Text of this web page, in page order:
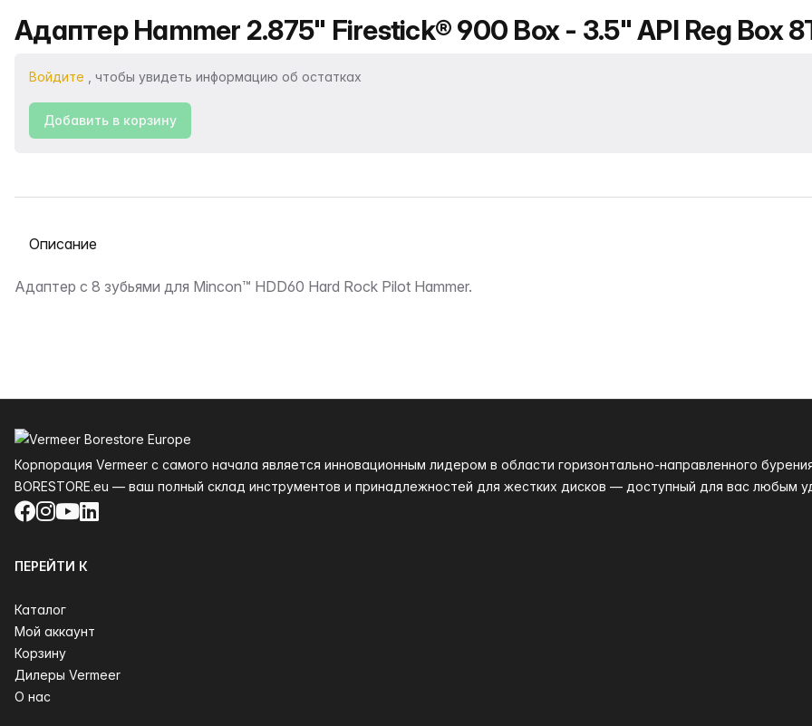
Название продукта
Адаптер Hammer 2.875" Firestick® 900 Box - 3.5" API Reg Box
Войдите , чтобы увидеть информацию об остатках
Добавить в корзину
Выберите вкладку
Описание
Адаптер с 8 зубьями для Mincon™ HDD60 Hard Rock Pilot Hammer.
Корпорация Vermeer с самого начала является инновационным лидером в области горизонтально-направленного
BORESTORE.eu — ваш полный склад инструментов и принадлежностей для жестких дисков — доступный для вас любым
Facebook
Instagram
YouTube
LinkedIn
ПЕРЕЙТИ К
Каталог
Мой аккаунт
Корзину
Дилеры Vermeer
О нас